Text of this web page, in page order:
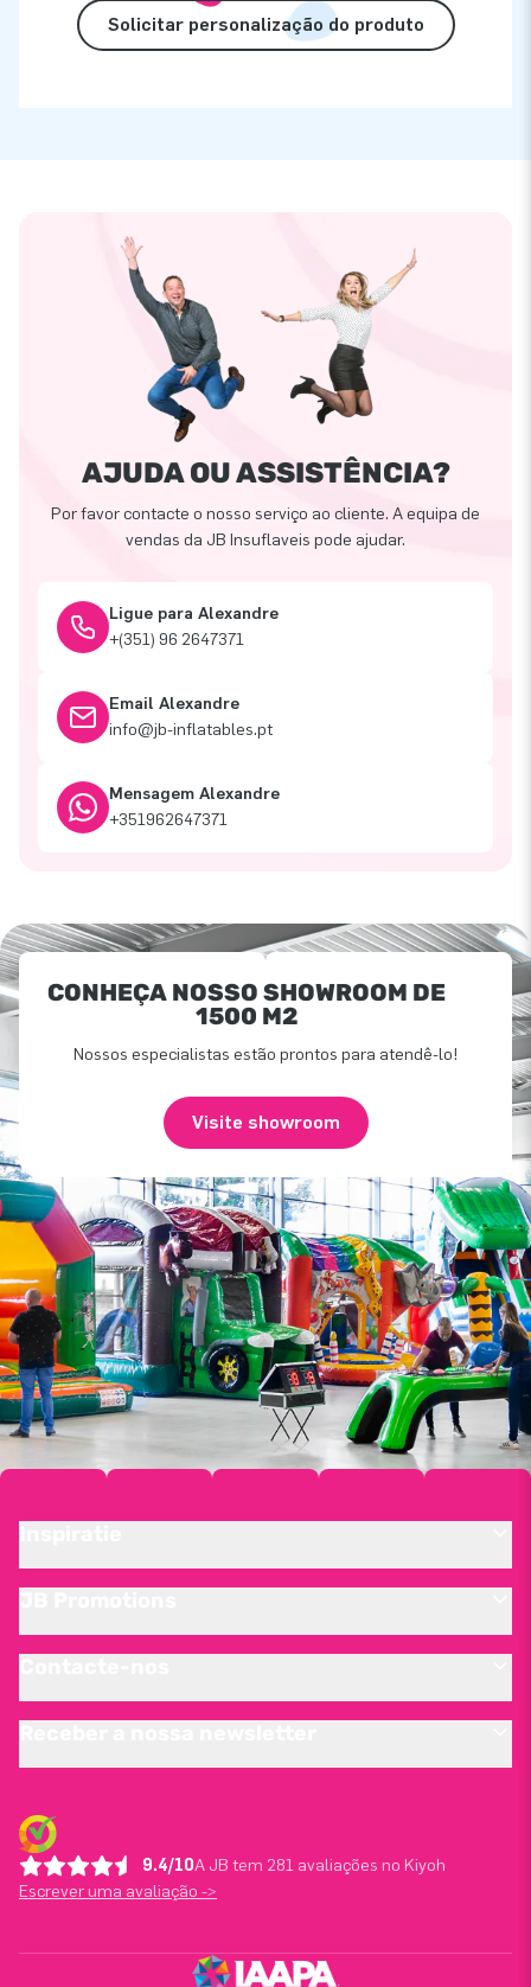
Solicitar personalização do produto
AJUDA OU ASSISTÊNCIA?
Por favor contacte o nosso serviço ao cliente. A equipa de
vendas da JB Insuflaveis pode ajudar.
Ligue para Alexandre
+(351) 96 2647371
Email Alexandre
info@jb-inflatables.pt
Mensagem Alexandre
+351962647371
CONHEÇA NOSSO SHOWROOM DE
1500 M2
Nossos especialistas estão prontos para atendê-lo!
Visite showroom
9.4/10A JB tem 281 avaliações no Kiyoh
Escrever uma avaliação ->